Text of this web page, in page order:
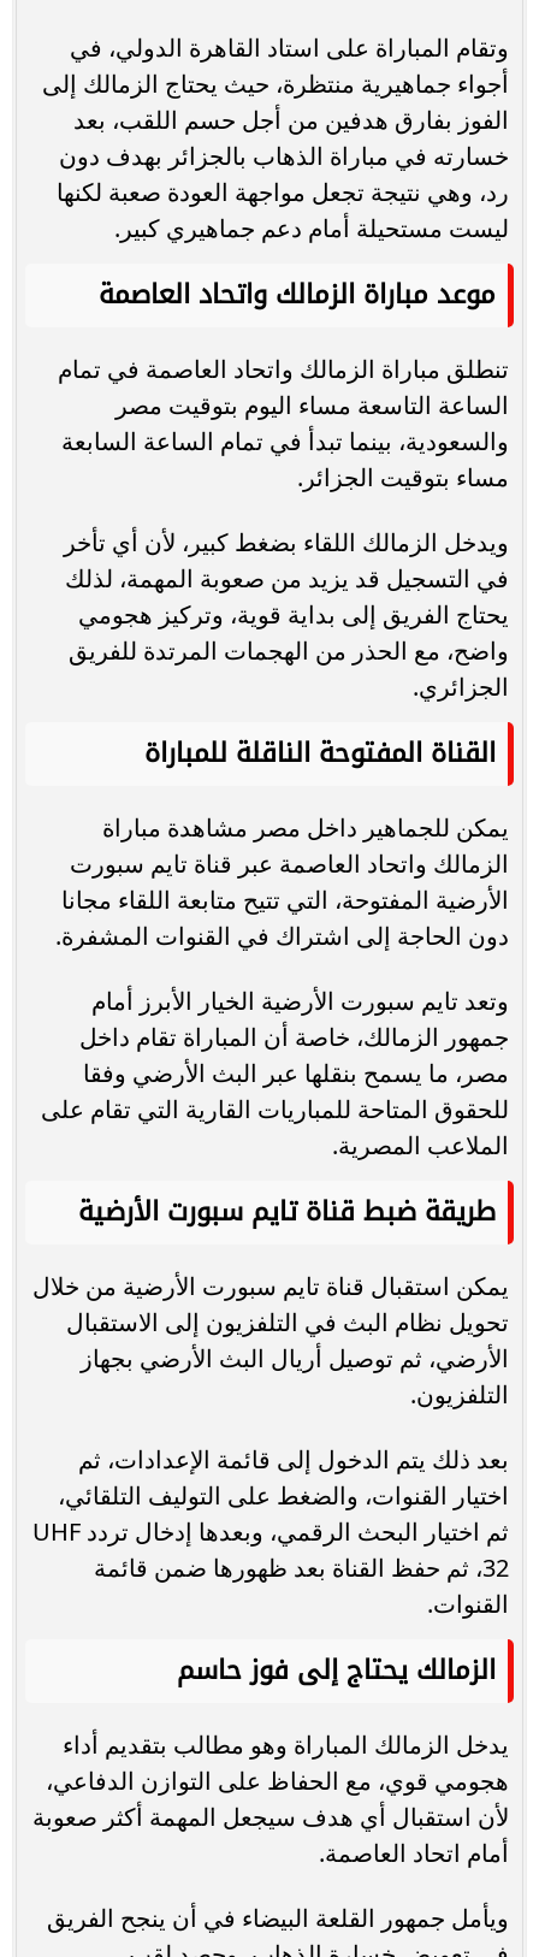
وتقام المباراة على استاد القاهرة الدولي، في
أجواء جماهيرية منتظرة، حيث يحتاج الزمالك إلى
الفوز بفارق هدفين من أجل حسم اللقب، بعد
خسارته في مباراة الذهاب بالجزائر بهدف دون
رد، وهي نتيجة تجعل مواجهة العودة صعبة لكنها
ليست مستحيلة أمام دعم جماهيري كبير.
موعد مباراة الزمالك واتحاد العاصمة
تنطلق مباراة الزمالك واتحاد العاصمة في تمام
الساعة التاسعة مساء اليوم بتوقيت مصر
والسعودية، بينما تبدأ في تمام الساعة السابعة
مساء بتوقيت الجزائر.
ويدخل الزمالك اللقاء بضغط كبير، لأن أي تأخر
في التسجيل قد يزيد من صعوبة المهمة، لذلك
يحتاج الفريق إلى بداية قوية، وتركيز هجومي
واضح، مع الحذر من الهجمات المرتدة للفريق
الجزائري.
القناة المفتوحة الناقلة للمباراة
يمكن للجماهير داخل مصر مشاهدة مباراة
الزمالك واتحاد العاصمة عبر قناة تايم سبورت
الأرضية المفتوحة، التي تتيح متابعة اللقاء مجانا
دون الحاجة إلى اشتراك في القنوات المشفرة.
وتعد تايم سبورت الأرضية الخيار الأبرز أمام
جمهور الزمالك، خاصة أن المباراة تقام داخل
مصر، ما يسمح بنقلها عبر البث الأرضي وفقا
للحقوق المتاحة للمباريات القارية التي تقام على
الملاعب المصرية.
طريقة ضبط قناة تايم سبورت الأرضية
يمكن استقبال قناة تايم سبورت الأرضية من خلال
تحويل نظام البث في التلفزيون إلى الاستقبال
الأرضي، ثم توصيل أريال البث الأرضي بجهاز
التلفزيون.
بعد ذلك يتم الدخول إلى قائمة الإعدادات، ثم
اختيار القنوات، والضغط على التوليف التلقائي،
ثم اختيار البحث الرقمي، وبعدها إدخال تردد UHF
32، ثم حفظ القناة بعد ظهورها ضمن قائمة
القنوات.
الزمالك يحتاج إلى فوز حاسم
يدخل الزمالك المباراة وهو مطالب بتقديم أداء
هجومي قوي، مع الحفاظ على التوازن الدفاعي،
لأن استقبال أي هدف سيجعل المهمة أكثر صعوبة
أمام اتحاد العاصمة.
ويأمل جمهور القلعة البيضاء في أن ينجح الفريق